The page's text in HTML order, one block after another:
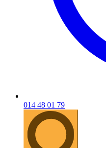
014 48 01 79